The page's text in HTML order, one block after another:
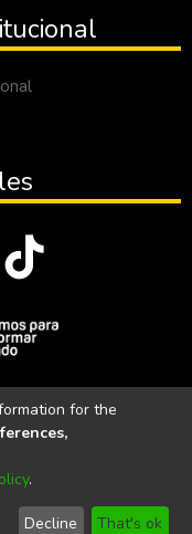
del Carchi
| Acreditada por el
CACES-2020
for the
.
Decline That's ok